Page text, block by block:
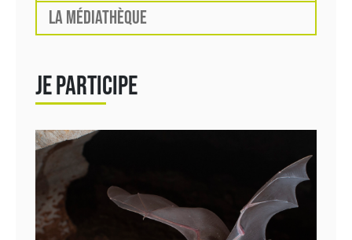
LA MÉDIATHÈQUE
JE PARTICIPE